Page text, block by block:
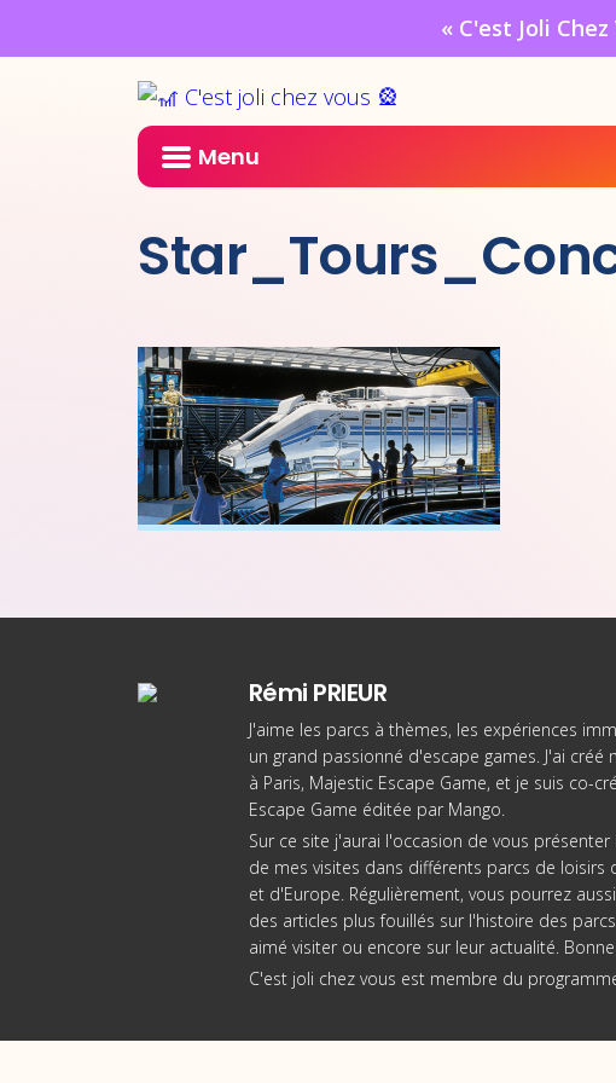
« C'est Joli
Menu
Rémi PRIEUR
J'aime les parcs à thèmes, les expériences
un grand passionné d'escape games. J'ai créé
à Paris, Majestic Escape Game, et je suis co-
Escape Game éditée par Mango.
Sur ce site j'aurai l'occasion de vous
de mes visites dans différents parcs de loisirs
et d'Europe. Régulièrement, vous pourrez
des articles plus fouillés sur l'histoire des
aimé visiter ou encore sur leur actualité.
C'est joli chez vous est membre du